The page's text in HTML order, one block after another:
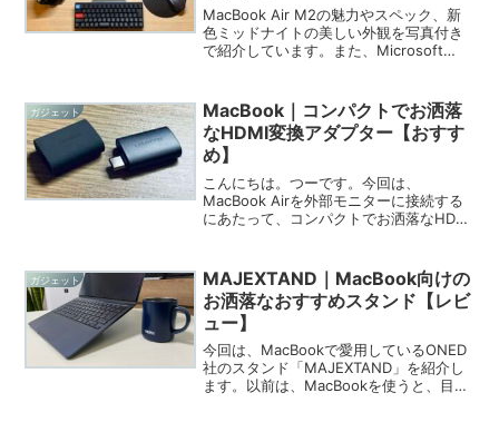
MacBook Air M2の魅力やスペック、新
色ミッドナイトの美しい外観を写真付き
で紹介しています。また、Microsoft
（iPhoneやiPadとAirDropやiCloud、
Sidecarで連携できること）、資産性など
の観点でメリットを整理しレビューして
います。
ガジェット
MacBook｜コンパクトでお洒落
なHDMI変換アダプター【おすす
め】
こんにちは。つーです。今回は、
MacBook Airを外部モニターに接続する
にあたって、コンパクトでお洒落なHDMI
す。MacBook Airと愛用のDel...
ガジェット
MAJEXTAND｜MacBook向けの
お洒落なおすすめスタンド【レビ
ュー】
今回は、MacBookで愛用しているONED
社のスタンド「MAJEXTAND」を紹介し
ます。以前は、MacBookを使うと、目線